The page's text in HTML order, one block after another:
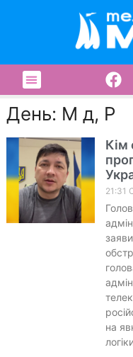
День: М д, Р
Кім
21:31
на